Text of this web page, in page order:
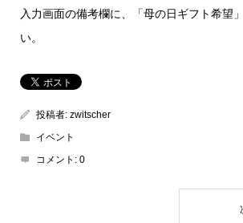
入力画面の備考欄に、「母の日ギフト希望
い。
投稿者: zwitscher
イベント
コメント: 0